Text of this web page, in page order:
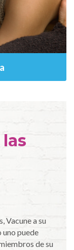
Vacune a su
uno puede
de su